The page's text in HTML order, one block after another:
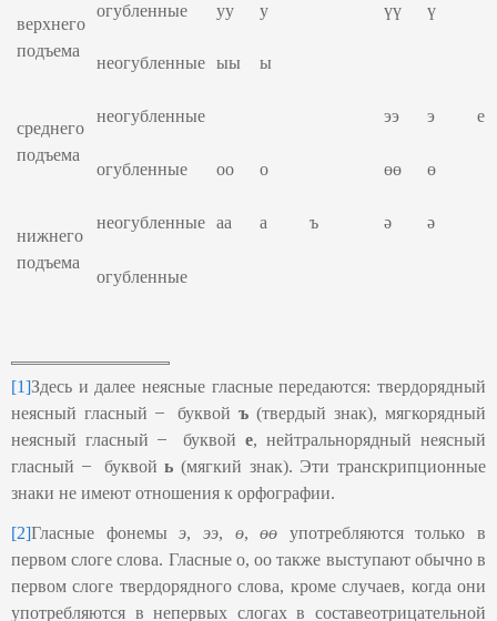
верхнего
подъема
огубленные уу у үү ү
неогубленные ыы ы
среднего
подъема
неогубленные ээ э е
огубленные оо о өө ө
нижнего
подъема
неогубленные аа а ъ ә ә
огубленные
[1]Здесь и далее неясные гласные передаются: твердорядный
неясный гласный ̶ буквойъ (твердый знак), мягкорядный
неясный гласный ̶ буквойе, нейтральнорядный неясный
гласный ̶ буквойь (мягкий знак). Эти транскрипционные
знаки не имеют отношения к орфографии.
[2]Гласные фонемыэ, ээ, ө,өө употребляются только в
первом слоге слова. Гласные о, оо также выступают обычно в
первом слоге твердорядного слова, кроме случаев, когда они
употребляются в непервых слогах в составеотрицательной